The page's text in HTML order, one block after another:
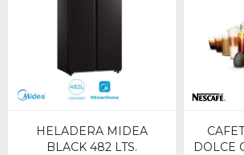
HELADERA MIDEA
BLACK 482 LTS.
DOLCE